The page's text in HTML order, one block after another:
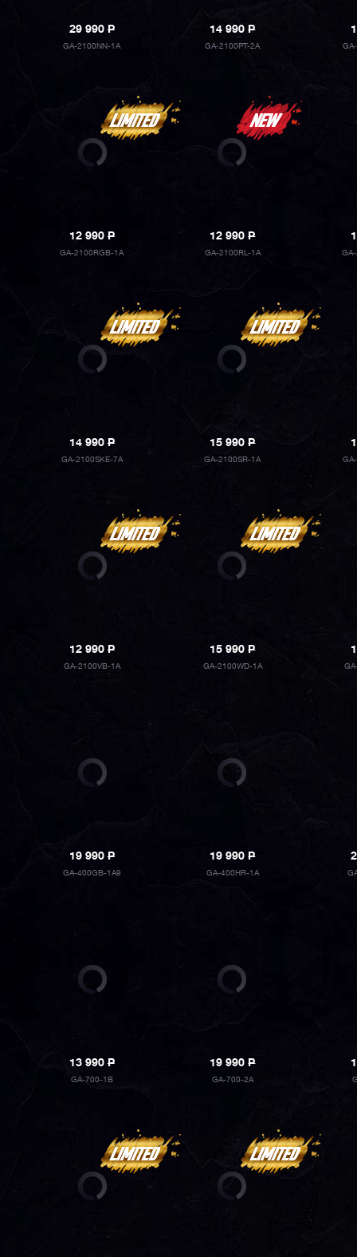
29 990P
GA-2100NN-1A
14 990P
GA-2100PT-2A
12 990P
GA-2100RGB-1A
12 990P
GA-2100RL-1A
14 990P
GA-2100SKE-7A
15 990P
GA-2100SR-1A
12 990P
GA-2100VB-1A
15 990P
GA-2100WD-1A
19 990P
GA-400GB-1A9
19 990P
GA-400HR-1A
13 990P
GA-700-1B
19 990P
GA-700-2A